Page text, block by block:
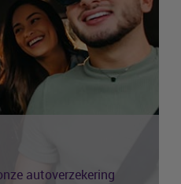
autoverzekering